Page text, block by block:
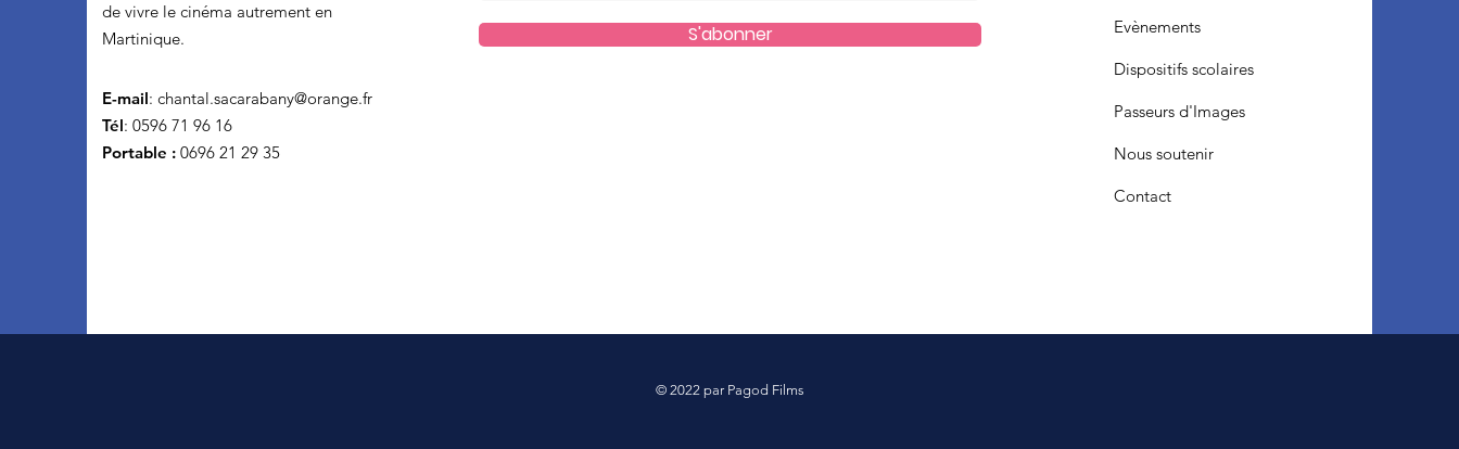
de vivre le cinéma autrement en
Martinique.
E-mail: chantal.sacarabany@orange.fr
Tél: 0596 71 96 16
Portable : 0696 21 29 35
Evènements
Dispositifs scolaires
Passeurs d'Images
Nous soutenir
Contact
S'abonner
© 2022 par Pagod Films